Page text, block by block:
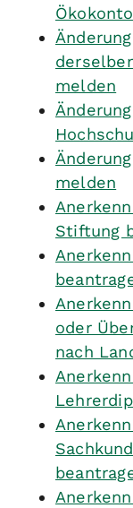
melden
melden
Stiftung
oder
nach